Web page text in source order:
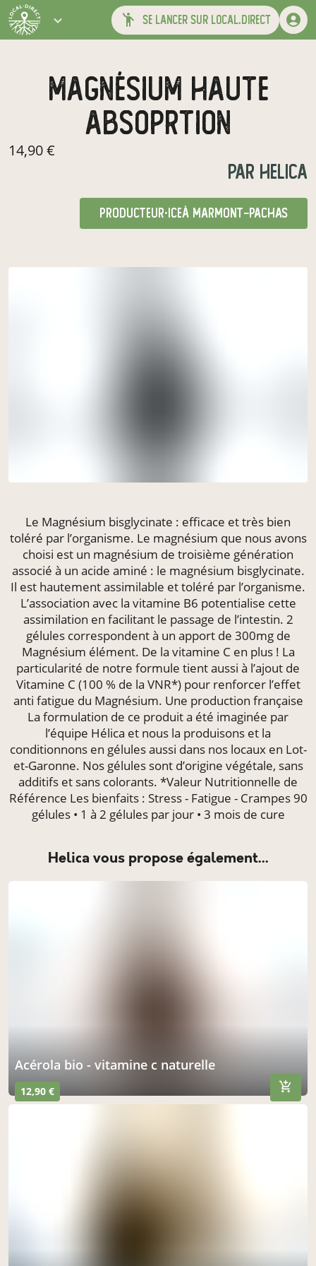
se lancer sur local.direct
magnésium haute
absoprtion
14,90 €
par helica
producteur·iceà Marmont-Pachas
Le Magnésium bisglycinate : efficace et très bien
toléré par l’organisme. Le magnésium que nous avons
choisi est un magnésium de troisième génération
associé à un acide aminé : le magnésium bisglycinate.
Il est hautement assimilable et toléré par l’organisme.
L’association avec la vitamine B6 potentialise cette
assimilation en facilitant le passage de l’intestin. 2
gélules correspondent à un apport de 300mg de
Magnésium élément. De la vitamine C en plus ! La
particularité de notre formule tient aussi à l’ajout de
Vitamine C (100 % de la VNR*) pour renforcer l’effet
anti fatigue du Magnésium. Une production française
La formulation de ce produit a été imaginée par
l’équipe Hélica et nous la produisons et la
conditionnons en gélules aussi dans nos locaux en Lot-
et-Garonne. Nos gélules sont d’origine végétale, sans
additifs et sans colorants. *Valeur Nutritionnelle de
Référence Les bienfaits : Stress - Fatigue - Crampes 90
gélules • 1 à 2 gélules par jour • 3 mois de cure
helica vous propose également...
acérola bio - vitamine c naturelle
12,90 €